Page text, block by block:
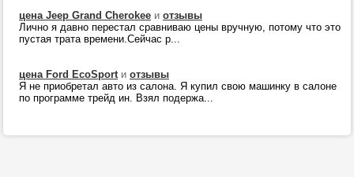
цена Jeep Grand Cherokee и отзывы
Лично я давно перестал сравниваю цены вручную, потому что это
пустая трата времени.Сейчас р...
цена Ford EcoSportи отзывы
Я не приобретал авто из салона. Я купил свою машинку в салоне
по программе трейд ин. Взял подержа...